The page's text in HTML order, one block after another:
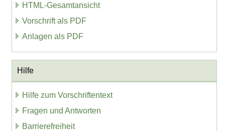
HTML-Gesamtansicht
Vorschrift als PDF
Anlagen als PDF
Hilfe
Hilfe zum Vorschriftentext
Fragen und Antworten
Barrierefreiheit